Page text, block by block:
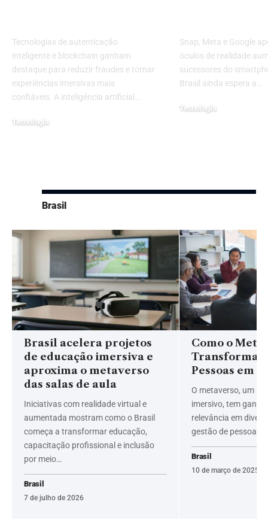
Tecnologias de autenticação
inteligente e blockchain ganham
destaque para reduzir fraudes e tornar
experiências imersivas mais
confiáveis. A inteligência artificial…
Tecnologia
Snap, Meta e Google
óculos de realidade
sucessores do
Brasil ainda espera a…
Tecnologia
Brasil
Brasil acelera projetos
de educação imersiva e
aproxima o metaverso
das salas de aula
Iniciativas com realidade virtual e
aumentada mostram como o Brasil
começa a transformar educação,
capacitação profissional e inclusão
por meio…
Brasil
7 de julho de 2026
Como o
Transformar
Pessoas em
O metaverso, um
imersivo, tem
relevância em
gestão de pessoas…
Brasil
10 de março de 2025